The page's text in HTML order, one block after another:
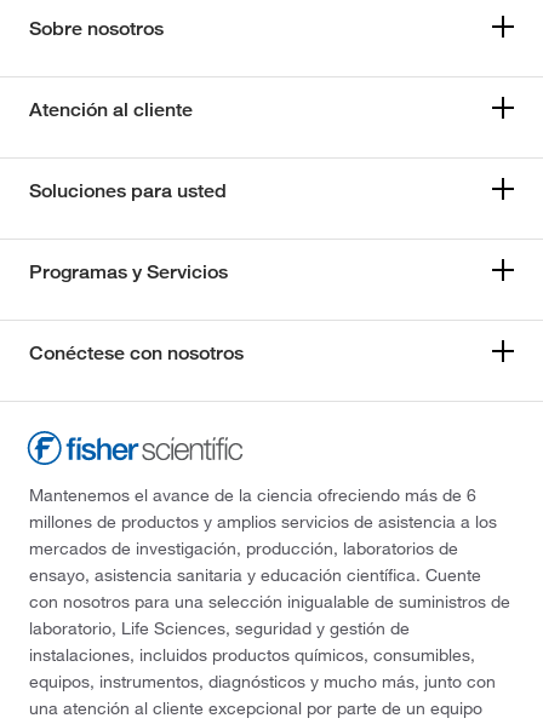
Sobre nosotros
Atención al cliente
Soluciones para usted
Programas y Servicios
Conéctese con nosotros
Mantenemos el avance de la ciencia ofreciendo más de 6
millones de productos y amplios servicios de asistencia a los
mercados de investigación, producción, laboratorios de
ensayo, asistencia sanitaria y educación científica. Cuente
con nosotros para una selección inigualable de suministros de
laboratorio, Life Sciences, seguridad y gestión de
instalaciones, incluidos productos químicos, consumibles,
equipos, instrumentos, diagnósticos y mucho más, junto con
una atención al cliente excepcional por parte de un equipo